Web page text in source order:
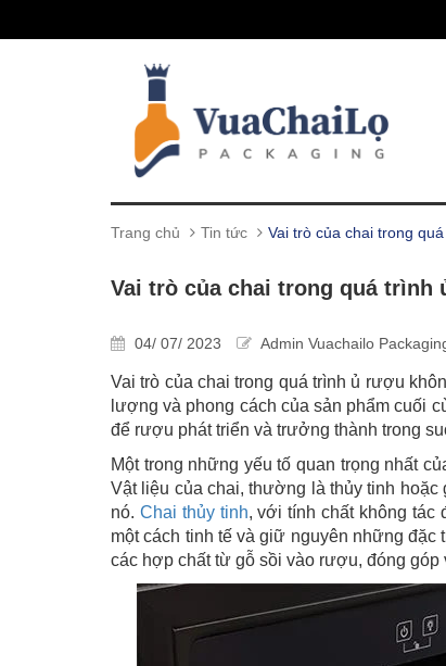
Trang chủ Tin tức Vai trò của chai trong
Vai trò của chai trong quá trình
04/ 07/ 2023 Admin Vuachailo
Vai trò của chai trong quá trình ủ rượu
lượng và phong cách của sản phẩm cuối
để rượu phát triển và trưởng thành trong
Một trong những yếu tố quan trọng nhất
Vật liệu của chai, thường là thủy tinh
nó. Chai thủy tinh, với tính chất không
một cách tinh tế và giữ nguyên những
các hợp chất từ gỗ sồi vào rượu, đóng